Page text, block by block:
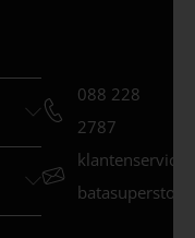
088 228
2787